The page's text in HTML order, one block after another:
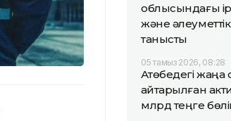
облысындағы
және
танысты
05 тамыз 2026, 08:28
Ақтөбедегі жаңа
қайтарылған
млрд теңге